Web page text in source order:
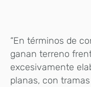
“En términos de
ganan terreno
excesivamente
planas, con